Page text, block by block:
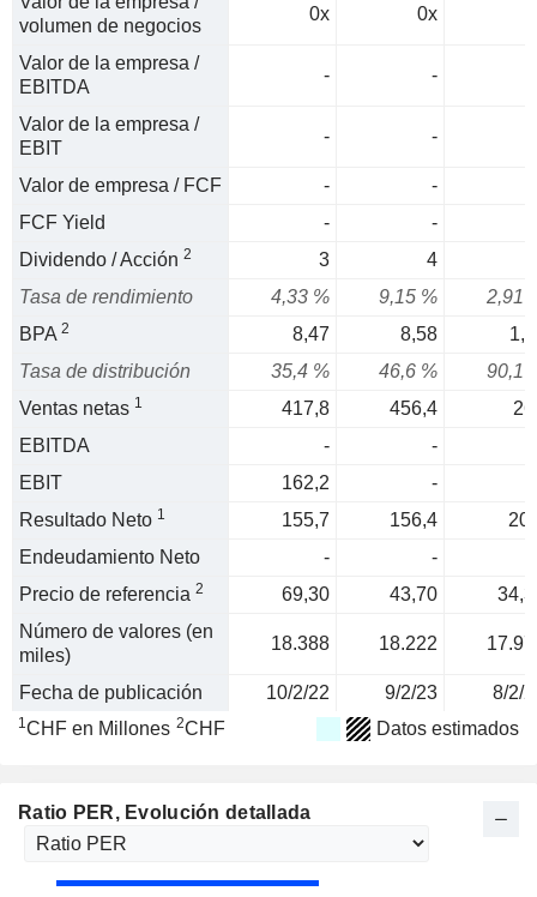
volumen de negocios
0x 0x
Valor de la empresa /
EBITDA
- -
Valor de la empresa /
EBIT
- -
Valor de empresa / FCF -
-
FCF Yield
-
-
Dividendo / Acción 2 3 4
Tasa de rendimiento
4,33 % 9,15 %
2,91
BPA 2 8,47 8,58
Tasa de distribución
35,4 % 46,6 %
90,1
Ventas netas 1 417,8 456,4
EBITDA
-
-
EBIT
162,2
-
Resultado Neto 1 155,7 156,4
Endeudamiento Neto
-
-
Precio de referencia 2 69,30 43,70
Número de valores (en
miles)
18.388 18.222
Fecha de publicación 10/2/22 9/2/23 8/2/
1CHF en Millones 2CHF Datos estimados
Ratio PER, Evolución detallada